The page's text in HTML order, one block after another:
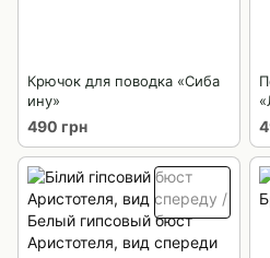
Крючок для поводка «Сиба
ину»
490 грн